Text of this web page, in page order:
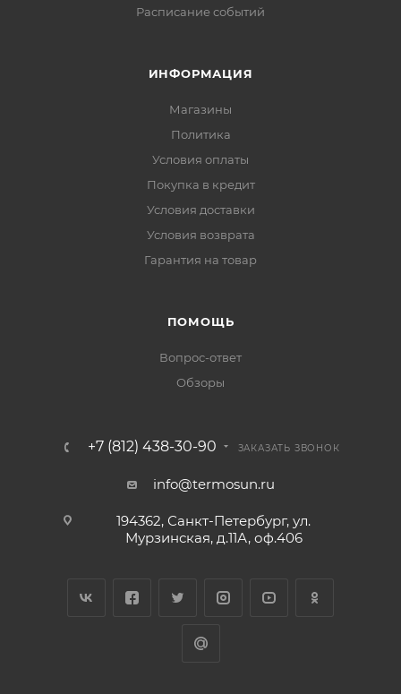
Расписание событий
ИНФОРМАЦИЯ
Магазины
Политика
Условия оплаты
Покупка в кредит
Условия доставки
Условия возврата
Гарантия на товар
ПОМОЩЬ
Вопрос-ответ
Обзоры
+7 (812) 438-30-90 ЗАКАЗАТЬ ЗВОНОК
info@termosun.ru
194362, Санкт-Петербург, ул.
Мурзинская, д.11А, оф.406